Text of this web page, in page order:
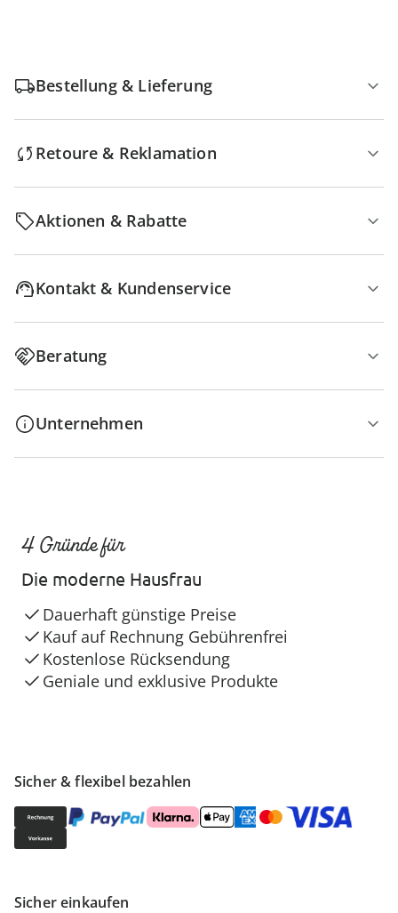
Bestellung & Lieferung
Retoure & Reklamation
Aktionen & Rabatte
Kontakt & Kundenservice
Beratung
Unternehmen
Sicher & flexibel bezahlen
Sicher einkaufen
4 Gründe für
Die moderne Hausfrau
Dauerhaft günstige Preise
Kauf auf Rechnung Gebührenfrei
Kostenlose Rücksendung
Geniale und exklusive Produkte